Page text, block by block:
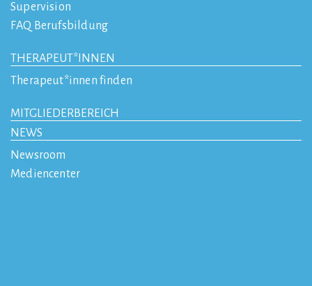
Supervision
FAQ Berufsbildung
THERAPEUT*INNEN
Therapeut*innen finden
MITGLIEDERBEREICH
NEWS
Newsroom
Mediencenter